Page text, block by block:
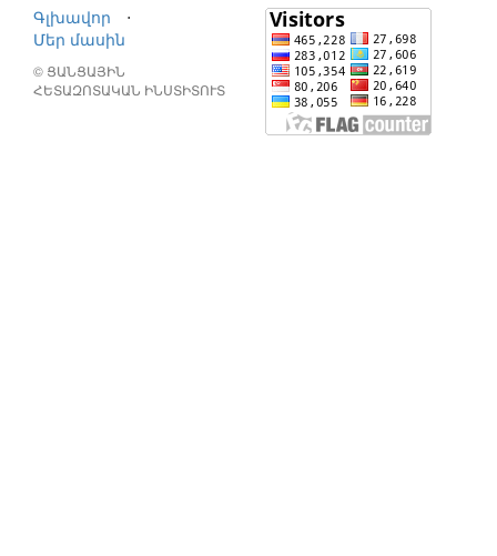
Գլխավոր
⋅
Մեր մասին
© ՑԱՆՑԱՅԻՆ
ՀԵՏԱԶՈՏԱԿԱՆ ԻՆՍՏԻՏՈՒՏ